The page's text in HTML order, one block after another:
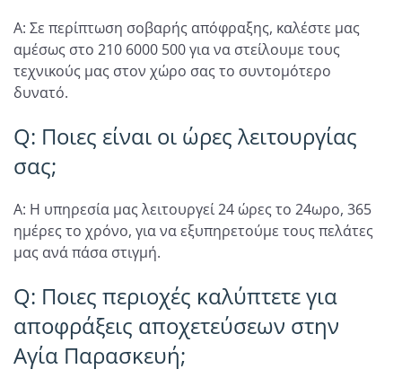
A: Σε περίπτωση σοβαρής απόφραξης, καλέστε μας
αμέσως στο 210 6000 500 για να στείλουμε τους
τεχνικούς μας στον χώρο σας το συντομότερο
δυνατό.
Q: Ποιες είναι οι ώρες λειτουργίας
σας;
A: Η υπηρεσία μας λειτουργεί 24 ώρες το 24ωρο, 365
ημέρες το χρόνο, για να εξυπηρετούμε τους πελάτες
μας ανά πάσα στιγμή.
Q: Ποιες περιοχές καλύπτετε για
αποφράξεις αποχετεύσεων στην
Αγία Παρασκευή;